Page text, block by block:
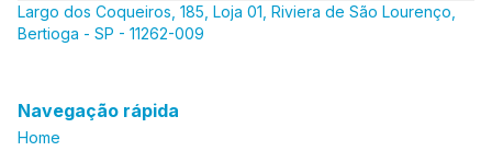
Largo dos Coqueiros, 185, Loja 01, Riviera de São Lourenço,
Bertioga - SP - 11262-009
Navegação rápida
Home